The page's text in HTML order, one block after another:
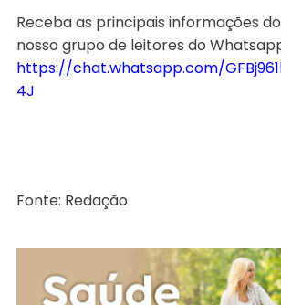
Receba as principais informações
nosso grupo de leitores do
https://chat.whatsapp.com/
4J
Fonte: Redação